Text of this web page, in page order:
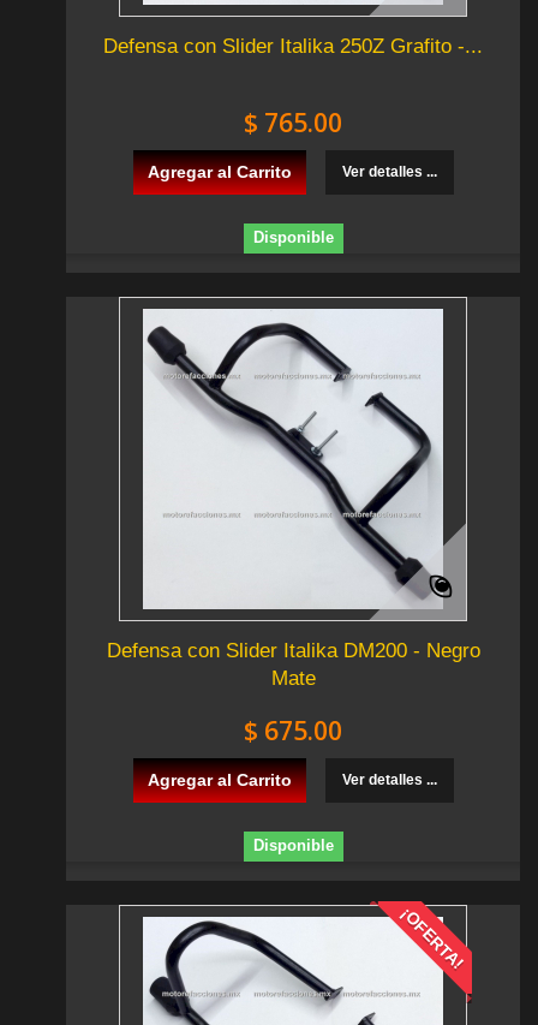
Defensa con Slider Italika 250Z Grafito -...
$ 765.00
Agregar al Carrito Ver detalles ...
Disponible
Defensa con Slider Italika DM200 - Negro
Mate
$ 675.00
Agregar al Carrito Ver detalles ...
Disponible
¡OFERTA!